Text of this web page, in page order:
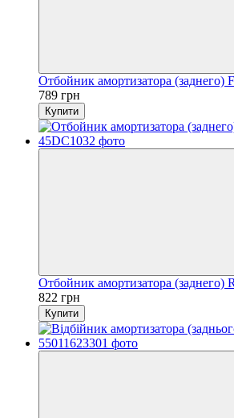
Отбойник амортизатора (заднего)
789 грн
Купити
Отбойник амортизатора (заднего)
822 грн
Купити